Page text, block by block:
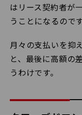
はリース契約者が
うことになるのです
月々の支払いを抑
と、最後に高額の
うわけです。